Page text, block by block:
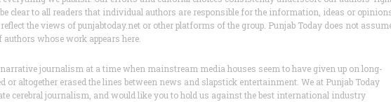
clear to all readers that individual authors are responsible for the information, ideas or
the views of punjabtoday.net or other platforms of the group. Punjab Today does not
whose work appears here.
journalism at a time when mainstream media houses seem to have given up on long-
altogether erased the lines between news and slapstick entertainment. We at Punjab Today
cerebral journalism, and would like you to hold us against the best international industry